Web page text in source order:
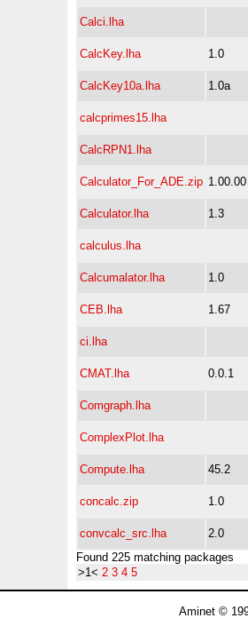
Calci.lha
CalcKey.lha 1.0
CalcKey10a.lha 1.0a
calcprimes15.lha
CalcRPN1.lha
Calculator_For_ADE.zip 1.00.00
Calculator.lha 1.3
calculus.lha
Calcumalator.lha 1.0
CEB.lha 1.67
ci.lha
CMAT.lha 0.0.1
Comgraph.lha
ComplexPlot.lha
Compute.lha 45.2
concalc.zip 1.0
convcalc_src.lha 2.0
Found 225 matching packages
>1< 2 3 4 5
Aminet ©